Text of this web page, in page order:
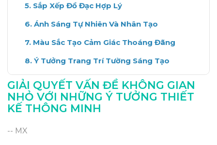
Sắp Xếp Đồ Đạc Hợp Lý
Ánh Sáng Tự Nhiên Và Nhân Tạo
Màu Sắc Tạo Cảm Giác Thoáng Đãng
Ý Tưởng Trang Trí Tường Sáng Tạo
Kết Luận: Giải Pháp Cho Không Gian Nhỏ
GIẢI QUYẾT VẤN ĐỀ KHÔNG GIAN
NHỎ VỚI NHỮNG Ý TƯỞNG THIẾT
KẾ THÔNG MINH
-- MX